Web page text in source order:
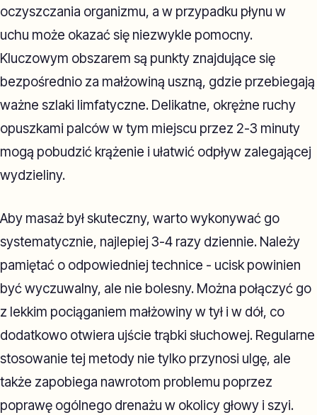
oczyszczania organizmu, a w przypadku płynu w
uchu może okazać się niezwykle pomocny.
Kluczowym obszarem są punkty znajdujące się
bezpośrednio za małżowiną uszną, gdzie przebiegają
ważne szlaki limfatyczne. Delikatne, okrężne ruchy
opuszkami palców w tym miejscu przez 2-3 minuty
mogą pobudzić krążenie i ułatwić odpływ zalegającej
wydzieliny.
Aby masaż był skuteczny, warto wykonywać go
systematycznie, najlepiej 3-4 razy dziennie. Należy
pamiętać o odpowiedniej technice - ucisk powinien
być wyczuwalny, ale nie bolesny. Można połączyć go
z lekkim pociąganiem małżowiny w tył i w dół, co
dodatkowo otwiera ujście trąbki słuchowej. Regularne
stosowanie tej metody nie tylko przynosi ulgę, ale
także zapobiega nawrotom problemu poprzez
poprawę ogólnego drenażu w okolicy głowy i szyi.